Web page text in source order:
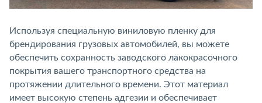
Используя специальную виниловую пленку для
брендирования грузовых автомобилей, вы можете
обеспечить сохранность заводского лакокрасочного
покрытия вашего транспортного средства на
протяжении длительного времени. Этот материал
имеет высокую степень адгезии и обеспечивает